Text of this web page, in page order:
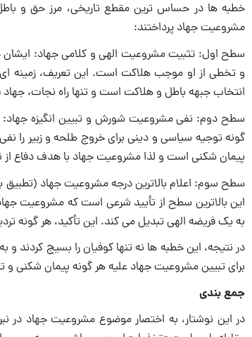
خطبه ها در حساس ترین مقطع تاریخی، مرز حق و
مشروعیت جهاد پرداختند:
سطح اول: تثبیت مشروعیت الهی و کلامی جهاد: ایشان
و تخطی از او موجب هلاکت است. این تعریف، زمینه
انتخاب جبهه باطل و هلاکت است و تنها راه نجات،
سطح دوم: نفی مشروعیت شورش و تبیین انگیزه جهاد:
گونه توجیه سیاسی و دینی برای خروج طلحه و زبیر را
پیمان شکنی است و لذا مشروعیت جهاد با هدف دفاع از
سطح سوم: اعلام بالاترین درجه مشروعیت جهاد
این بالاترین سطح از تأیید شرعی است که مشروعیت جهاد
به یک فریضه الهی تبدیل می کند. این تأکید، هر گونه
در نتیجه، این خطبه ها نه تنها کوفیان را بسیج کردند و
برای تبیین مشروعیت جهاد علیه هر گونه پیمان شکنی
جمع بندی
در این نوشتار، به اختصار موضوع مشروعیت جهاد